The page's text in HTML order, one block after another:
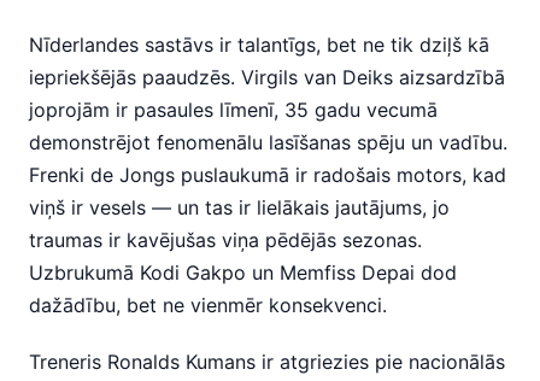
Nīderlandes sastāvs ir talantīgs, bet ne tik dziļš kā
iepriekšējās paaudzēs. Virgils van Deiks aizsardzībā
joprojām ir pasaules līmenī, 35 gadu vecumā
demonstrējot fenomenālu lasīšanas spēju un vadību.
Frenki de Jongs puslaukumā ir radošais motors, kad
viņš ir vesels — un tas ir lielākais jautājums, jo
traumas ir kavējušas viņa pēdējās sezonas.
Uzbrukumā Kodi Gakpo un Memfiss Depai dod
dažādību, bet ne vienmēr konsekvenci.
Treneris Ronalds Kumans ir atgriezies pie nacionālās